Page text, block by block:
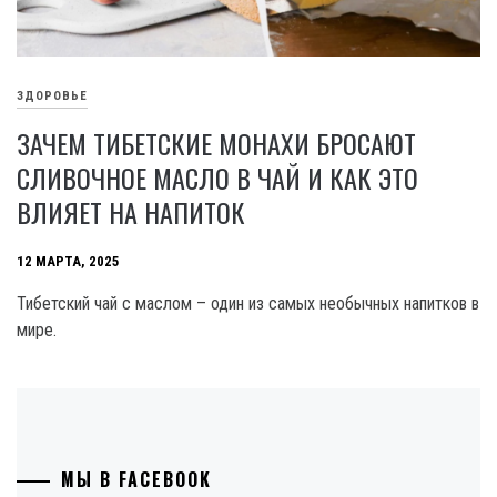
ЗДОРОВЬЕ
ЗАЧЕМ ТИБЕТСКИЕ МОНАХИ БРОСАЮТ
СЛИВОЧНОЕ МАСЛО В ЧАЙ И КАК ЭТО
ВЛИЯЕТ НА НАПИТОК
12 МАРТА, 2025
Тибетский чай с маслом – один из самых необычных напитков в
мире.
МЫ В FACEBOOK